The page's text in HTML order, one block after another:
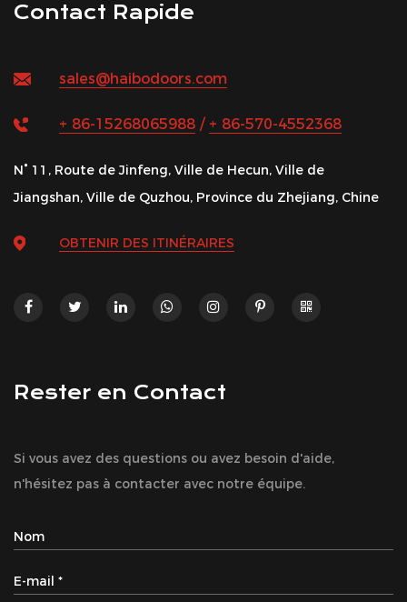
Contact Rapide
sales@haibodoors.com
+ 86-15268065988 / + 86-570-4552368
N° 11, Route de Jinfeng, Ville de Hecun, Ville de
Jiangshan, Ville de Quzhou, Province du Zhejiang, Chine
OBTENIR DES ITINÉRAIRES
Rester en Contact
Si vous avez des questions ou avez besoin d'aide,
n'hésitez pas à contacter avec notre équipe.